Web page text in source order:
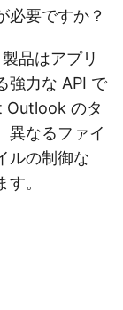
必要ですか？
品はアプリ
強力な API で
Outlook のタ
異なるファイ
ルの制御な
。